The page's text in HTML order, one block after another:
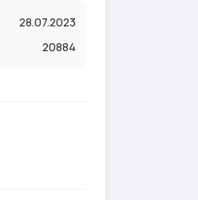
28.07.2023
20884